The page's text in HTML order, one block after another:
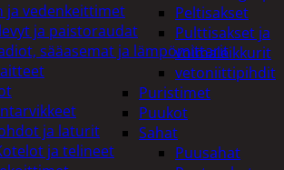
Peltisakset
Pulttisakset ja
voimaleikkurit
vetoniittipihdit
Puristimet
Puukot
Sahat
Puusahat
ja vedenkeittimet
ja paistoraudat
sääasemat ja lämpömittarit
ja laturit
ja telineet